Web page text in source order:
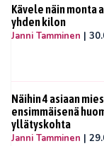
Kävele näin monta
yhden kilon
Janni Tamminen |
Näihin 4 asiaan
ensimmäisenä
yllätyskohta
Janni Tamminen |